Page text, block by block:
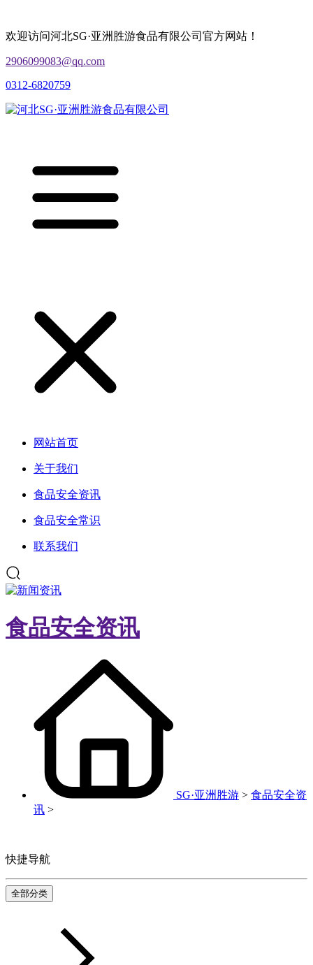
欢迎访问河北SG·亚洲胜游食品有限公司官方网站！
2906099083@qq.com
0312-6820759
网站首页
关于我们
食品安全资讯
食品安全常识
联系我们
食品安全资讯
SG·亚洲胜游 > 食品安全资
讯 >
快捷导航
全部分类